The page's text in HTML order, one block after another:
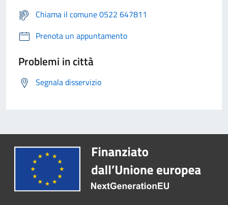
Chiama il comune 0522 647811
Prenota un appuntamento
Problemi in città
Segnala disservizio